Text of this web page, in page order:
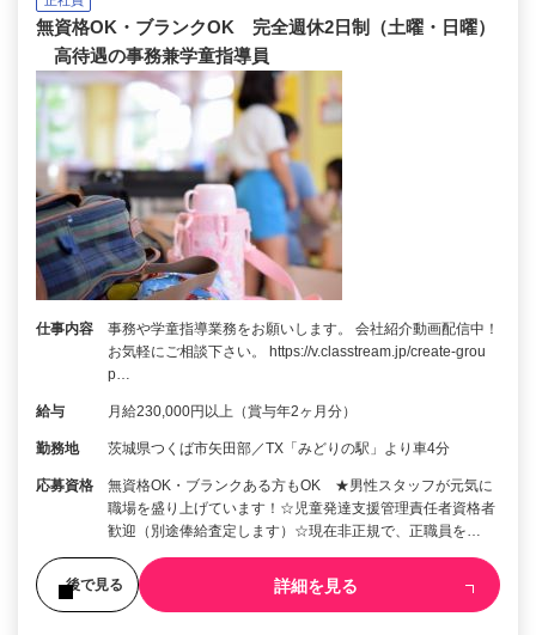
無資格OK・ブランクOK 完全週休2日制（土曜・日曜）
高待遇の事務兼学童指導員
仕事内容
事務や学童指導業務をお願いします。 会社紹介動画配信中！
お気軽にご相談下さい。 https://v.classtream.jp/create-grou
p…
給与 月給230,000円以上（賞与年2ヶ月分）
勤務地 茨城県つくば市矢田部／TX「みどりの駅」より車4分
応募資格
無資格OK・ブランクある方もOK ★男性スタッフが元気に
職場を盛り上げています！☆児童発達支援管理責任者資格者
歓迎（別途俸給査定します）☆現在非正規で、正職員を…
後で見る 詳細を見る